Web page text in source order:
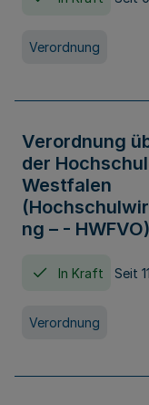
Verordnung
Verordnung
der
Westfalen
ng – - HWFVO)
In Kraft Seit
Verordnung